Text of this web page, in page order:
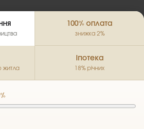
100% оплата
знижка 2%
житла
Іпотека
18% річних